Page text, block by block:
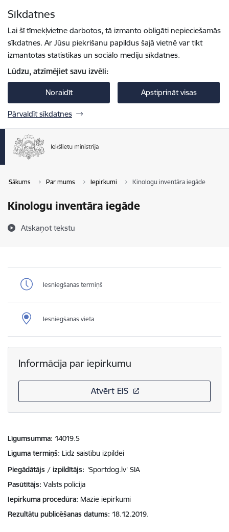
Sīkdatnes
Lai šī tīmekļvietne darbotos, tā izmanto obligāti nepieciešamās
sīkdatnes. Ar Jūsu piekrišanu papildus šajā vietnē var tikt
izmantotas statistikas un sociālo mediju sīkdatnes.
Lūdzu, atzīmējiet savu izvēli:
Noraidīt Apstiprināt visas
Pārvaldīt sīkdatnes
Sākums Par mums Iepirkumi Kinologu inventāra iegāde
Kinologu inventāra iegāde
Atskaņot tekstu
Iesniegšanas termiņš
Iesniegšanas vieta
Informācija par iepirkumu
Atvērt EIS
Līgumsumma 14019.5
Līguma termiņš Līdz saistību izpildei
Piegādātājs / izpildītājs: 'Sportdog.lv' SIA
Pasūtītājs Valsts policija
Iepirkuma procedūra Mazie iepirkumi
Rezultātu publicēšanas datums 18.12.2019.